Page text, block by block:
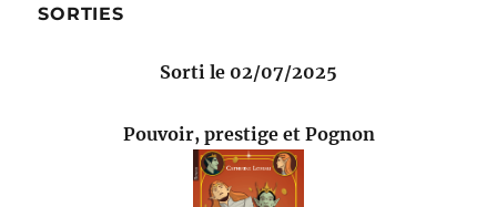
SORTIES
Sorti le 02/07/2025
Pouvoir, prestige et Pognon